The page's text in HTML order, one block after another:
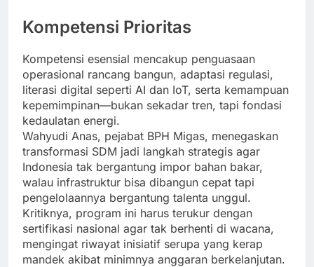
Kompetensi Prioritas
Kompetensi esensial mencakup penguasaan
operasional rancang bangun, adaptasi regulasi,
literasi digital seperti AI dan IoT, serta kemampuan
kepemimpinan—bukan sekadar tren, tapi fondasi
kedaulatan energi.
Wahyudi Anas, pejabat BPH Migas, menegaskan
transformasi SDM jadi langkah strategis agar
Indonesia tak bergantung impor bahan bakar,
walau infrastruktur bisa dibangun cepat tapi
pengelolaannya bergantung talenta unggul.
Kritiknya, program ini harus terukur dengan
sertifikasi nasional agar tak berhenti di wacana,
mengingat riwayat inisiatif serupa yang kerap
mandek akibat minimnya anggaran berkelanjutan.